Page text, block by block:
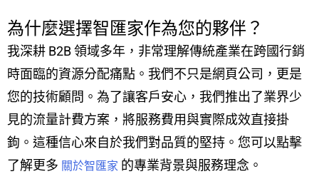
為什麼選擇智匯家作為您的夥伴？
我深耕 B2B 領域多年，非常理解傳統產業在跨國行銷
時面臨的資源分配痛點。我們不只是網頁公司，更是
您的技術顧問。為了讓客戶安心，我們推出了業界少
見的流量計費方案，將服務費用與實際成效直接掛
鉤。這種信心來自於我們對品質的堅持。您可以點擊
了解更多 關於智匯家 的專業背景與服務理念。